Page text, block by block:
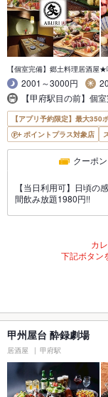
【個室完備】郷土料理居酒屋★
2001～3000円
【甲府駅目の前】個
【アプリ予約限定】最大350
ポイントプラス対象店
クーポン
【当日利用可】日頃の
間飲み放題1980円!!
カ
下記ボタン
甲州屋台 酔録劇場
居酒屋 甲府駅